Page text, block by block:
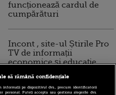
funcționează cardul de
cumpărături
Incont , site-ul Știrile Pro
TV de informații
economice și educație
să rămână confidențiale
informații pe dispozitivul dvs., precum identificatorii
Puteți accepta sau gestiona alegerile dvs.